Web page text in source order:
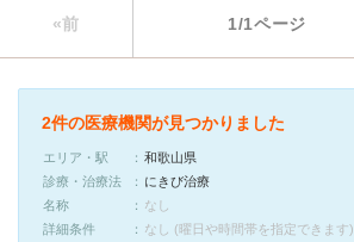
«前 1/1ページ
2件の医療機関が見つかりました
エリア・駅
和歌山県
診療・治療法
にきび治療
名称
なし
詳細条件
なし (曜日や時間帯を指定できます)